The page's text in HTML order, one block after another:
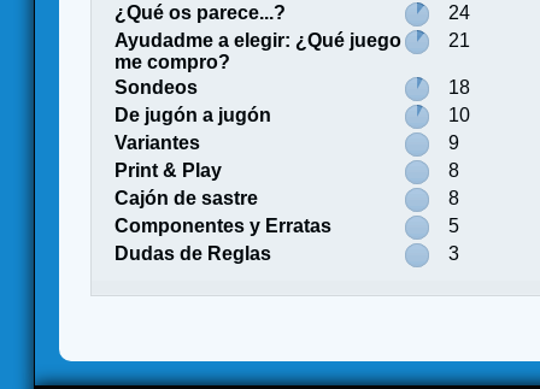
¿Qué os parece...?
24
Ayudadme a elegir: ¿Qué juego
me compro?
21
Sondeos
18
De jugón a jugón
10
Variantes
9
Print & Play
8
Cajón de sastre
8
Componentes y Erratas
5
Dudas de Reglas
3